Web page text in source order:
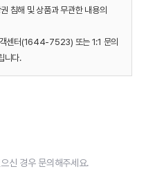
침해 및 상품과 무관한 내용의
객센터(1644-7523) 또는 1:1 문의
니다.
신 경우 문의해주세요.